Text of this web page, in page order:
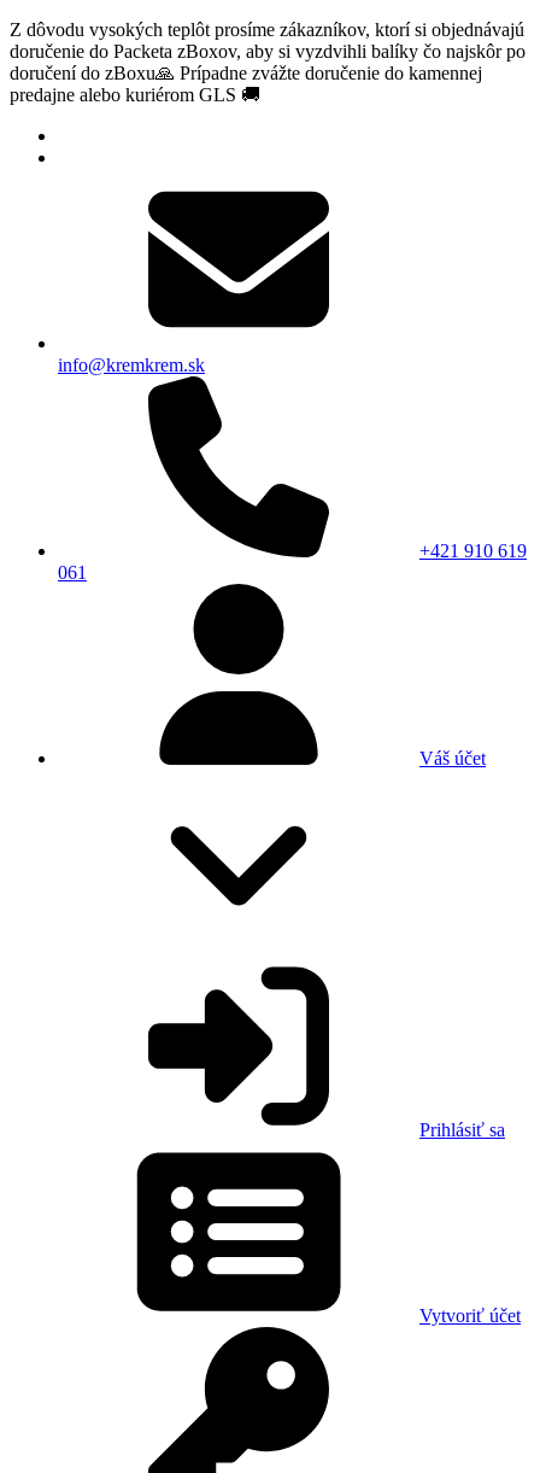
Z dôvodu vysokých teplôt prosíme zákazníkov, ktorí si objednávajú
doručenie do Packeta zBoxov, aby si vyzdvihli balíky čo najskôr po
doručení do zBoxu🙏 Prípadne zvážte doručenie do kamennej
predajne alebo kuriérom GLS 🚚
info@kremkrem.sk
+421 910 619
061
Váš účet
Prihlásiť sa
Vytvoriť účet